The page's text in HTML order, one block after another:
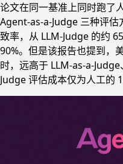
论文在同一基准上同时跑了
Agent-as-a-Judge 三种评
致率，从 LLM-Judge 的约
90%。但是该报告也提到，
时，远高于 LLM-as-a-
Judge 评估成本仅为人工的